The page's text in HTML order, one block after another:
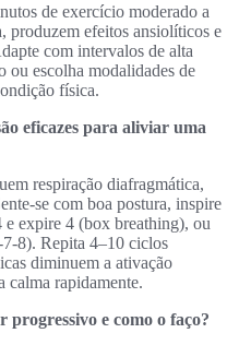
de exercício moderado a
produzem efeitos ansiolíticos e
com intervalos de alta
ou escolha modalidades de
física.
eficazes para aliviar uma
respiração diafragmática,
com boa postura, inspire
e expire 4 (box breathing), ou
Repita 4–10 ciclos
diminuem a ativação
calma rapidamente.
progressivo e como o faço?